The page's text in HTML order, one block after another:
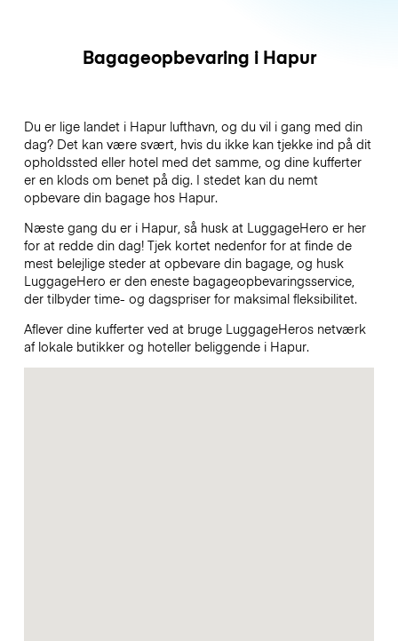
Bagageopbevaring i Hapur
Du er lige landet i Hapur lufthavn, og du vil i gang med din
dag? Det kan være svært, hvis du ikke kan tjekke ind på dit
opholdssted eller hotel med det samme, og dine kufferter
er en klods om benet på dig. I stedet kan du nemt
opbevare din bagage hos Hapur.
Næste gang du er i Hapur, så husk at LuggageHero er her
for at redde din dag! Tjek kortet nedenfor for at finde de
mest belejlige steder at opbevare din bagage, og husk
LuggageHero er den eneste bagageopbevaringsservice,
der tilbyder time- og dagspriser for maksimal fleksibilitet.
Aflever dine kufferter ved at bruge LuggageHeros netværk
af lokale butikker og hoteller beliggende i Hapur.